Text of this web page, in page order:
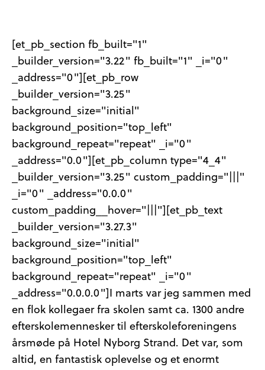
[et_pb_section fb_built="1"
_builder_version="3.22" fb_built="1" _i="0"
_address="0"][et_pb_row
_builder_version="3.25"
background_size="initial"
background_position="top_left"
background_repeat="repeat" _i="0"
_address="0.0"][et_pb_column type="4_4"
_builder_version="3.25" custom_padding="|||"
_i="0" _address="0.0.0"
custom_padding__hover="|||"][et_pb_text
_builder_version="3.27.3"
background_size="initial"
background_position="top_left"
background_repeat="repeat" _i="0"
_address="0.0.0.0"]I marts var jeg sammen med
en flok kollegaer fra skolen samt ca. 1300 andre
efterskolemennesker til efterskoleforeningens
årsmøde på Hotel Nyborg Strand. Det var, som
altid, en fantastisk oplevelse og et enormt